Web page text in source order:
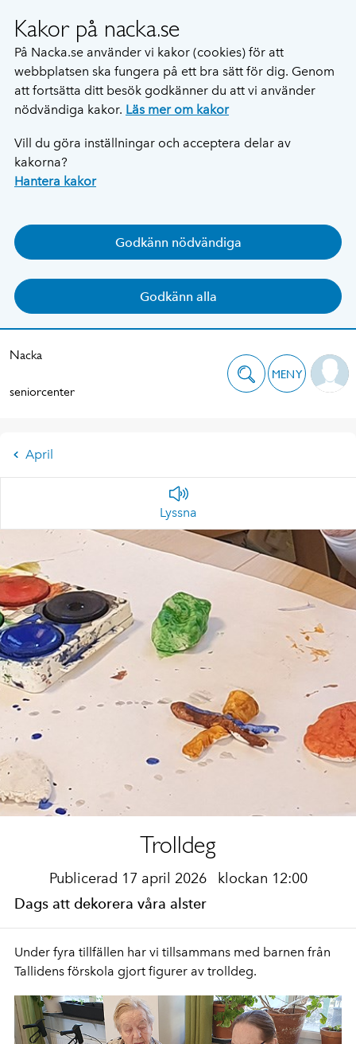
Kakor på nacka.se
På Nacka.se använder vi kakor (cookies) för att
webbplatsen ska fungera på ett bra sätt för dig. Genom
att fortsätta ditt besök godkänner du att vi använder
nödvändiga kakor. Läs mer om kakor
Vill du göra inställningar och acceptera delar av
kakorna?
Hantera kakor
Godkänn nödvändiga
Godkänn alla
Nacka
seniorcenter
MENY
April
Lyssna
Trolldeg
Publicerad 17 april 2026 klockan 12:00
Dags att dekorera våra alster
Under fyra tillfällen har vi tillsammans med barnen från
Tallidens förskola gjort figurer av trolldeg.